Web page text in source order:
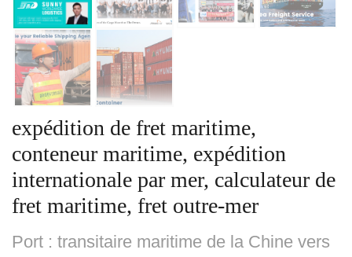
expédition de fret maritime,
conteneur maritime, expédition
internationale par mer, calculateur de
fret maritime, fret outre-mer
Port : transitaire maritime de la Chine vers